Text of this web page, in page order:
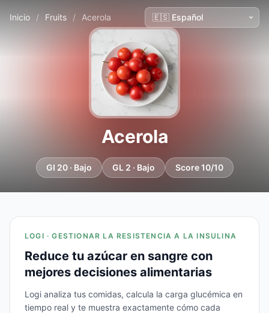
Inicio / Fruits / Acerola
Acerola
GI 20 · Bajo GL 2 · Bajo Score 10/10
LOGI · GESTIONAR LA RESISTENCIA A LA INSULINA
Reduce tu azúcar en sangre con
mejores decisiones alimentarias
Logi analiza tus comidas, calcula la carga glucémica en
tiempo real y te muestra exactamente cómo cada